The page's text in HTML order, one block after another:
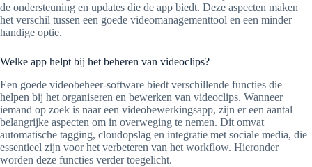
de ondersteuning en updates die de app biedt. Deze aspecten maken
het verschil tussen een goede videomanagementtool en een minder
handige optie.
Welke app helpt bij het beheren van videoclips?
Een goede videobeheer-software biedt verschillende functies die
helpen bij het organiseren en bewerken van videoclips. Wanneer
iemand op zoek is naar een videobewerkingsapp, zijn er een aantal
belangrijke aspecten om in overweging te nemen. Dit omvat
automatische tagging, cloudopslag en integratie met sociale media, die
essentieel zijn voor het verbeteren van het workflow. Hieronder
worden deze functies verder toegelicht.